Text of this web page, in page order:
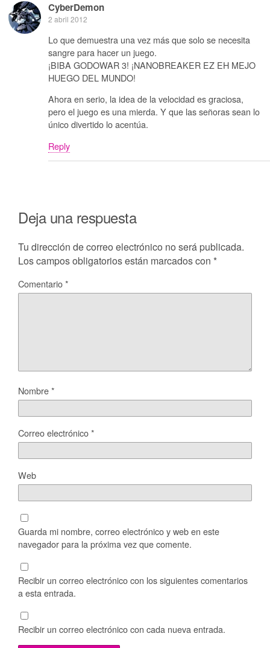
CyberDemon
2 abril 2012
Lo que demuestra una vez más que solo se necesita
sangre para hacer un juego.
¡BIBA GODOWAR 3! ¡NANOBREAKER EZ EH MEJO
HUEGO DEL MUNDO!
Ahora en serio, la idea de la velocidad es graciosa,
pero el juego es una mierda. Y que las señoras sean lo
único divertido lo acentúa.
Reply
Deja una respuesta
Tu dirección de correo electrónico no será publicada.
Los campos obligatorios están marcados con *
Comentario*
Nombre*
Correo electrónico*
Web
Guarda mi nombre, correo electrónico y web en este
navegador para la próxima vez que comente.
Recibir un correo electrónico con los siguientes comentarios
a esta entrada.
Recibir un correo electrónico con cada nueva entrada.